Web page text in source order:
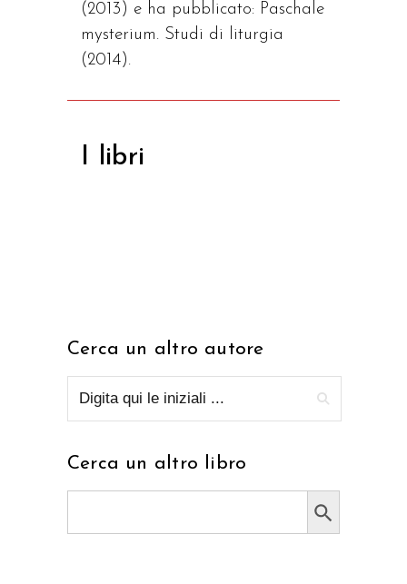
(2013) e ha pubblicato: Paschale
mysterium. Studi di liturgia
(2014).
I libri
Cerca un altro autore
Cerca un altro libro
Search Button